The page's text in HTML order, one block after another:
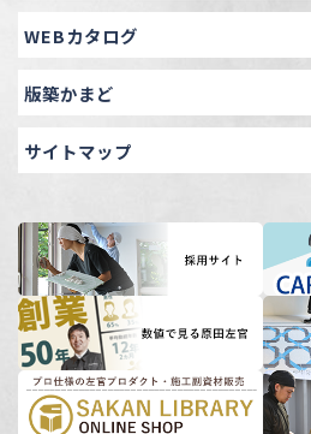
WEBカタログ
版築かまど
サイトマップ